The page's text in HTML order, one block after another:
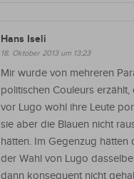
Hans Iseli
18. Oktober 2013 um 13:23
Mir wurde von mehreren
politischen Couleurs erzählt,
vor Lugo wohl ihre Leute
sie aber die Blauen nicht
hätten. Im Gegenzug hätten
der Wahl von Lugo
dann konsequent nicht